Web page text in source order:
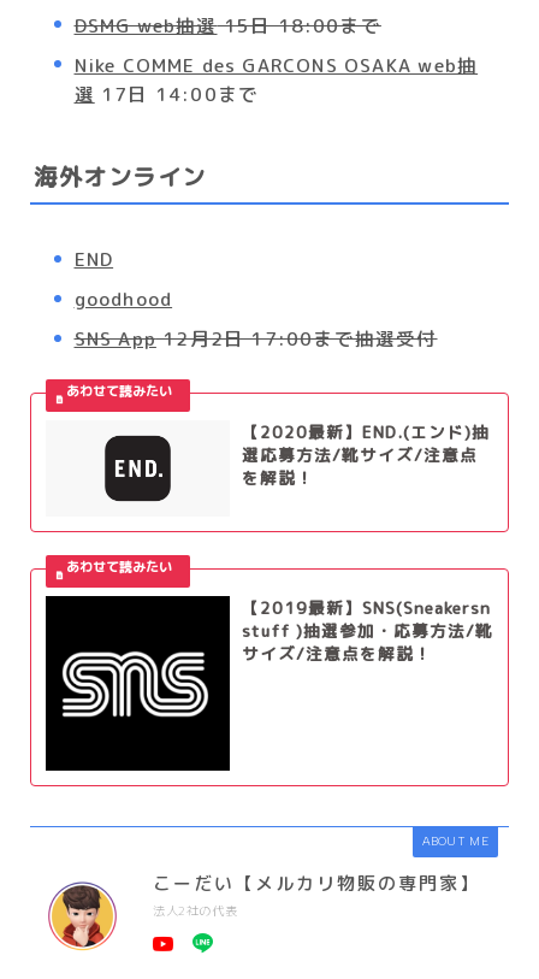
DSMG web抽選15日 18:00まで
Nike COMME des GARCONS OSAKA web抽
選 17日 14:00まで
海外オンライン
END
goodhood
SNS App12月2日 17:00まで抽選受付
【2020最新】END.(エンド)抽
選応募方法/靴サイズ/注意点
を解説！
【2019最新】SNS(Sneakersn
stuff )抽選参加・応募方法/靴
サイズ/注意点を解説！
ABOUT ME
こーだい【メルカリ物販の専門家】
法人2社の代表